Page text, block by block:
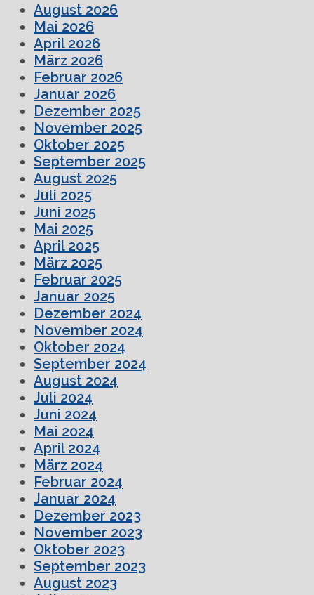
August 2026
Mai 2026
April 2026
März 2026
Februar 2026
Januar 2026
Dezember 2025
November 2025
Oktober 2025
September 2025
August 2025
Juli 2025
Juni 2025
Mai 2025
April 2025
März 2025
Februar 2025
Januar 2025
Dezember 2024
November 2024
Oktober 2024
September 2024
August 2024
Juli 2024
Juni 2024
Mai 2024
April 2024
März 2024
Februar 2024
Januar 2024
Dezember 2023
November 2023
Oktober 2023
September 2023
August 2023